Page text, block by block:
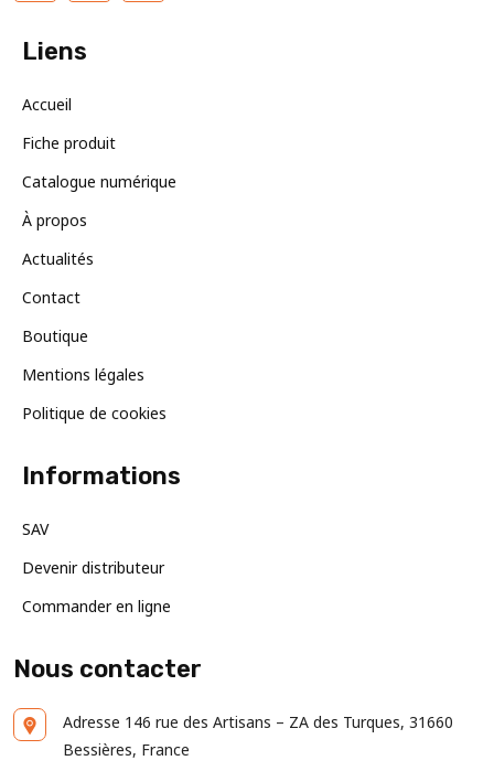
Liens
Accueil
Fiche produit
Catalogue numérique
À propos
Actualités
Contact
Boutique
Mentions légales
Politique de cookies
Informations
SAV
Devenir distributeur
Commander en ligne
Nous contacter
Adresse 146 rue des Artisans – ZA des Turques, 31660
Bessières, France